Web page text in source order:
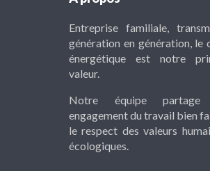
Entreprise familiale,
génération en génération, le
énergétique est notre
valeur.
Notre équipe partage
engagement du travail bien
le respect des valeurs
écologiques.